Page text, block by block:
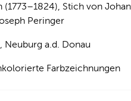
Stich von
Peringer
a.d. Donau
Farbzeichnungen